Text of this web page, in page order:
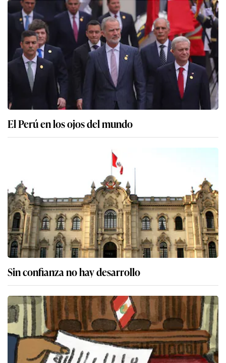
El Perú en los ojos del mundo
Sin confianza no hay desarrollo